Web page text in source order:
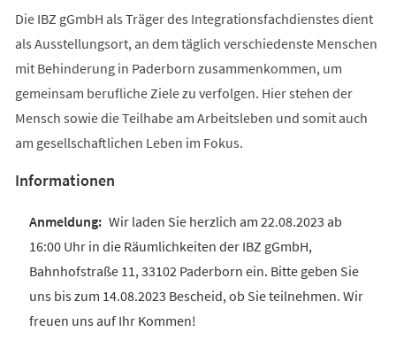
Die IBZ gGmbH als Träger des Integrationsfachdienstes dient
als Ausstellungsort, an dem täglich verschiedenste Menschen
mit Behinderung in Paderborn zusammenkommen, um
gemeinsam berufliche Ziele zu verfolgen. Hier stehen der
Mensch sowie die Teilhabe am Arbeitsleben und somit auch
am gesellschaftlichen Leben im Fokus.
Informationen
Wir laden Sie herzlich am 22.08.2023 ab
16:00 Uhr in die Räumlichkeiten der IBZ gGmbH,
Bahnhofstraße 11, 33102 Paderborn ein. Bitte geben Sie
uns bis zum 14.08.2023 Bescheid, ob Sie teilnehmen. Wir
freuen uns auf Ihr Kommen!